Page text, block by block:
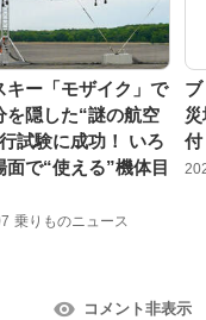
キー「モザイク」で
を隠した“謎の航空
試験に成功！ いろ
面で“使える”機体目
乗りものニュース
付
コメント非表示